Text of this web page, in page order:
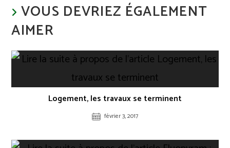
VOUS DEVRIEZ ÉGALEMENT
AIMER
Logement, les travaux se terminent
février 3, 2017